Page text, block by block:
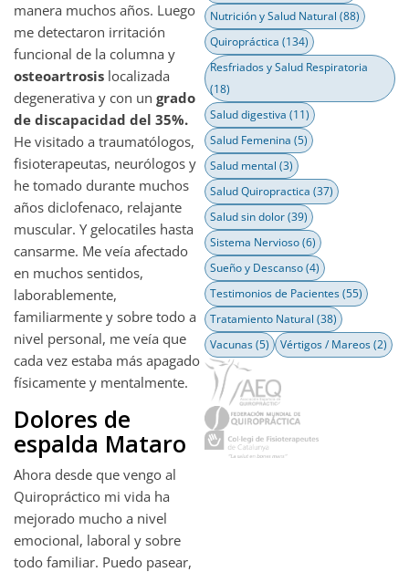
manera muchos años. Luego
me detectaron irritación
funcional de la columna y
osteoartrosis localizada
degenerativa y con un grado
de discapacidad del 35%.
He visitado a traumatólogos,
fisioterapeutas, neurólogos y
he tomado durante muchos
años diclofenaco, relajante
muscular. Y gelocatiles hasta
cansarme. Me veía afectado
en muchos sentidos,
laborablemente,
familiarmente y sobre todo a
nivel personal, me veía que
cada vez estaba más apagado
físicamente y mentalmente.
Dolores de
espalda Mataro
Ahora desde que vengo al
Quiropráctico mi vida ha
mejorado mucho a nivel
emocional, laboral y sobre
todo familiar. Puedo pasear,
Nutrición y Salud Natural (88)
Quiropráctica (134)
Resfriados y Salud Respiratoria
(18)
Salud digestiva (11)
Salud Femenina (5)
Salud mental (3)
Salud Quiropractica (37)
Salud sin dolor(39)
Sistema Nervioso(6)
Sueño y Descanso(4)
Testimonios de Pacientes(55)
Tratamiento Natural (38)
Vacunas(5) Vértigos / Mareos(2)